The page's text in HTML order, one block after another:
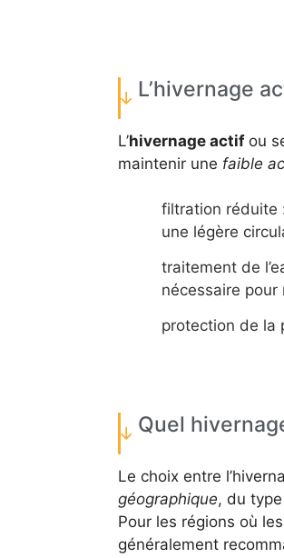
L’hivernage
L’hivernage actif ou
maintenir une faible
filtration réduite
une légère
traitement de
nécessaire pour
protection de la
Quel
Le choix entre
géographique, du
Pour les régions où
généralement